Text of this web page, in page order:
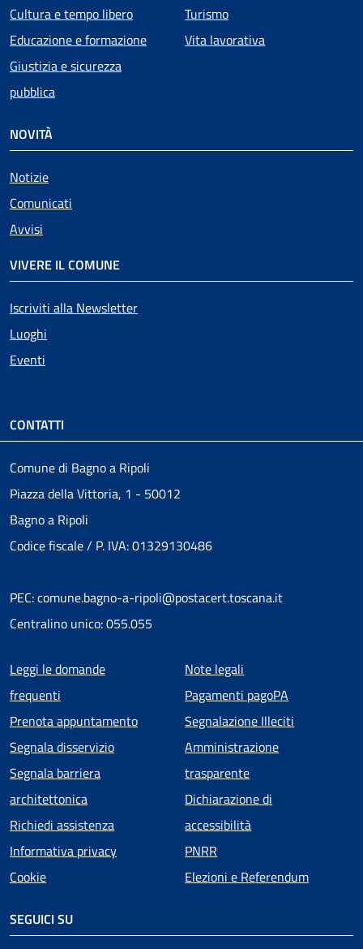
Cultura e tempo libero
Educazione e formazione
Giustizia e sicurezza
pubblica
Turismo
Vita lavorativa
NOVITÀ
Notizie
Comunicati
Avvisi
VIVERE IL COMUNE
Iscriviti alla Newsletter
Luoghi
Eventi
CONTATTI
Comune di Bagno a Ripoli
Piazza della Vittoria, 1 - 50012
Bagno a Ripoli
Codice fiscale / P. IVA: 01329130486
PEC: comune.bagno-a-ripoli@postacert.toscana.it
Centralino unico: 055.055
Menu piè di pagina
Leggi le domande
frequenti
Prenota appuntamento
Segnala disservizio
Segnala barriera
architettonica
Richiedi assistenza
Informativa privacy
Cookie
Note legali
Pagamenti pagoPA
Segnalazione Illeciti
Amministrazione
trasparente
Dichiarazione di
accessibilità
PNRR
Elezioni e Referendum
SEGUICI SU